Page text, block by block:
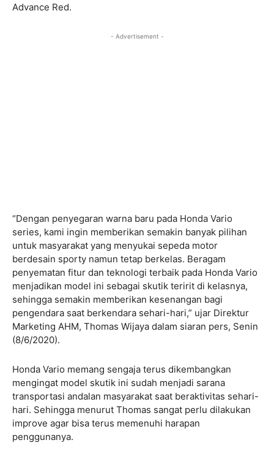
Advance Red.
- Advertisement -
“Dengan penyegaran warna baru pada Honda Vario
series, kami ingin memberikan semakin banyak pilihan
untuk masyarakat yang menyukai sepeda motor
berdesain sporty namun tetap berkelas. Beragam
penyematan fitur dan teknologi terbaik pada Honda Vario
menjadikan model ini sebagai skutik teririt di kelasnya,
sehingga semakin memberikan kesenangan bagi
pengendara saat berkendara sehari-hari,” ujar Direktur
Marketing AHM, Thomas Wijaya dalam siaran pers, Senin
(8/6/2020).
Honda Vario memang sengaja terus dikembangkan
mengingat model skutik ini sudah menjadi sarana
transportasi andalan masyarakat saat beraktivitas sehari-
hari. Sehingga menurut Thomas sangat perlu dilakukan
improve agar bisa terus memenuhi harapan
penggunanya.